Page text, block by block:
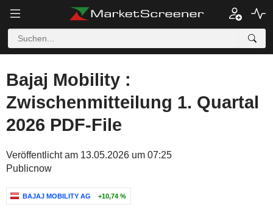
Bajaj Mobility :
Zwischenmitteilung 1. Quartal
2026 PDF-File
Veröffentlicht am 13.05.2026 um 07:25
Publicnow
BAJAJ MOBILITY AG +10,74 %